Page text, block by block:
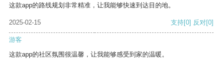
这款app的路线规划非常精准，让我能够快速到达目的地。
2025-02-15 支持[0] 反对[0]
游客
这款app的社区氛围很温馨，让我能够感受到家的温暖。